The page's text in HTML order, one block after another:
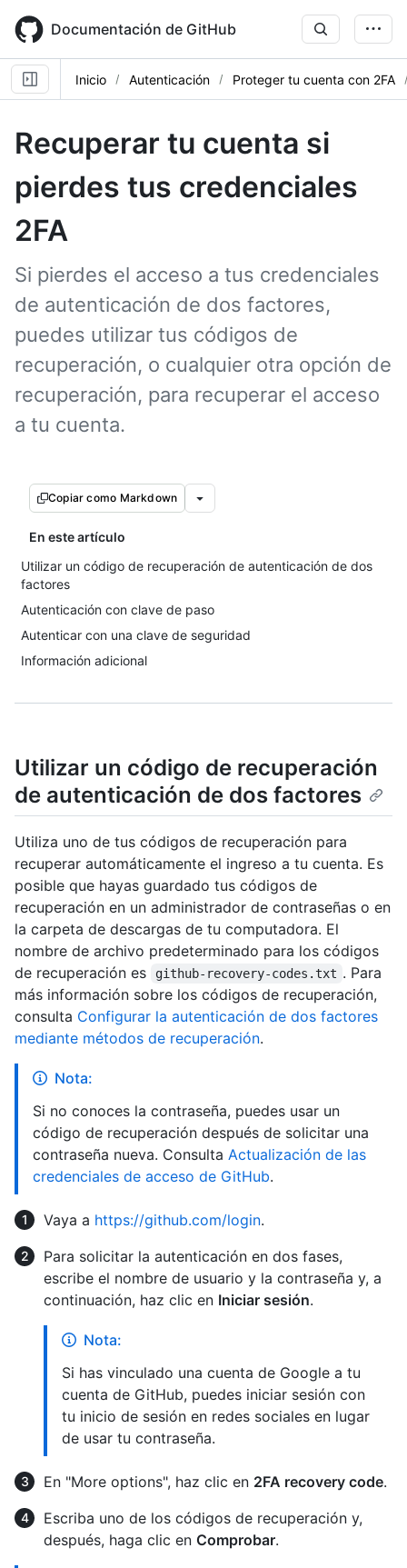
main
content
Documentación de GitHub
Inicio Autenticación Proteger tu cuenta con 2FA
Recuperar tu cuenta si
pierdes tus credenciales
2FA
Si pierdes el acceso a tus credenciales
de autenticación de dos factores,
puedes utilizar tus códigos de
recuperación, o cualquier otra opción de
recuperación, para recuperar el acceso
a tu cuenta.
Copiar como Markdown
En este artículo
Utilizar un código de recuperación de autenticación de dos
factores
Autenticación con clave de paso
Autenticar con una clave de seguridad
Información adicional
Utilizar un código de recuperación
de autenticación de dos factores
Utiliza uno de tus códigos de recuperación para
recuperar automáticamente el ingreso a tu cuenta. Es
posible que hayas guardado tus códigos de
recuperación en un administrador de contraseñas o en
la carpeta de descargas de tu computadora. El
nombre de archivo predeterminado para los códigos
de recuperación es
github-recovery-codes.txt . Para
más información sobre los códigos de recuperación,
consulta Configurar la autenticación de dos factores
mediante métodos de recuperación.
Nota:
Si no conoces la contraseña, puedes usar un
código de recuperación después de solicitar una
contraseña nueva. Consulta Actualización de las
credenciales de acceso de GitHub.
Vaya a https://github.com/login.
Para solicitar la autenticación en dos fases,
escribe el nombre de usuario y la contraseña y, a
continuación, haz clic en Iniciar sesión.
Nota:
Si has vinculado una cuenta de Google a tu
cuenta de GitHub, puedes iniciar sesión con
tu inicio de sesión en redes sociales en lugar
de usar tu contraseña.
En "More options", haz clic en 2FA recovery code.
Escriba uno de los códigos de recuperación y,
después, haga clic en Comprobar.